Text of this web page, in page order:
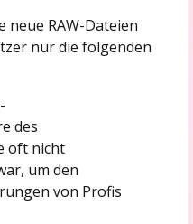
RAW-Dateien
nur die folgenden
des
oft nicht
um den
von Profis